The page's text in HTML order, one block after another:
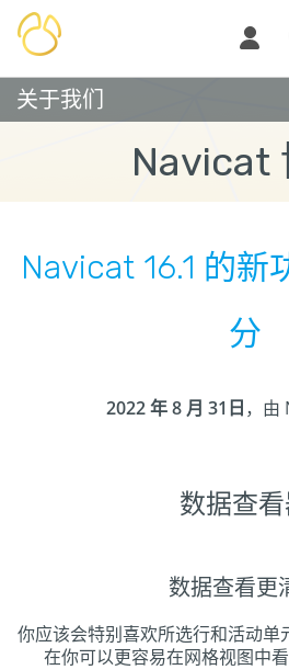
关于我们
Navicat
Navicat 16.1 的新
分
2022 年 8 月 31日，由
数据查
数据查看更
你应该会特别喜欢所选行和活动单
在你可以更容易在网格视图中